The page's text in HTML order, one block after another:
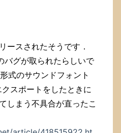
ースされたそうです．
バグが取られたらしいで
式のサウンドフォント
スポートをしたときに
しまう不具合が直ったこ